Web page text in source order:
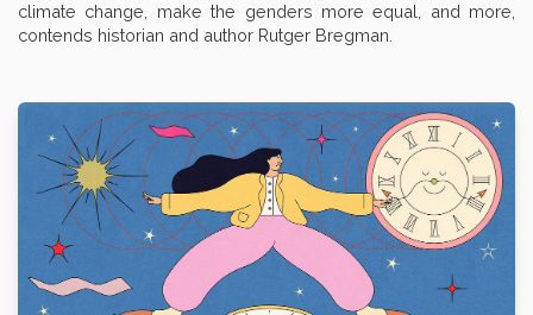
climate change, make the genders more equal, and more,
contends historian and author Rutger Bregman.